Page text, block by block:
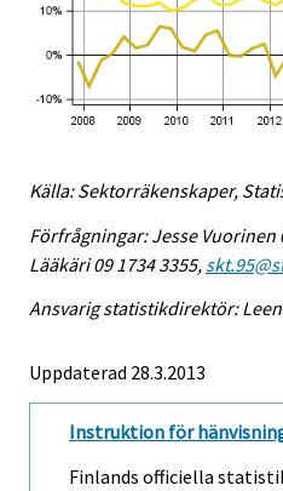
Källa: Sektorräkenskaper,
Förfrågningar: Jesse Vuorinen
Lääkäri 09 1734 3355,
Ansvarig statistikdirektör:
Uppdaterad 28.3.2013
Instruktion för
Finlands officiella